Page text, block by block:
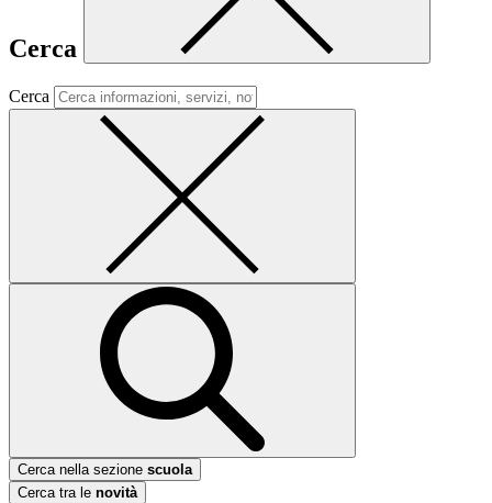
Cerca
Cerca
Cerca nella sezione scuola
Cerca tra le novità